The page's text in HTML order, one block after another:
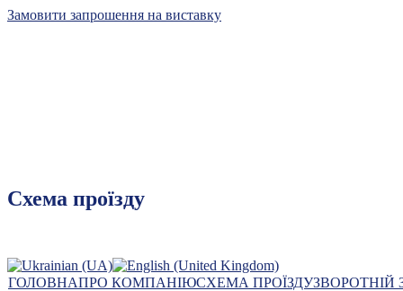
Замовити запрошення на виставку
ГОЛОВНАПРО КОМПАНІЮСХЕМА ПРОЇЗДУЗВОРОТНІЙ
Схема проїзду